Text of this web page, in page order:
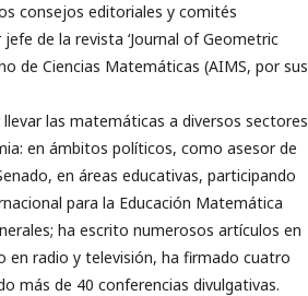
consejos editoriales y comités
de la revista ‘Journal of Geometric
de Ciencias Matemáticas (AIMS, por sus
las matemáticas a diversos sectores
en ámbitos políticos, como asesor de
en áreas educativas, participando
para la Educación Matemática
ha escrito numerosos artículos en
en radio y televisión, ha firmado cuatro
más de 40 conferencias divulgativas.